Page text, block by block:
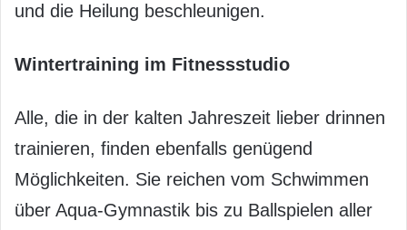
und die Heilung beschleunigen.
Wintertraining im Fitnessstudio
Alle, die in der kalten Jahreszeit lieber drinnen
trainieren, finden ebenfalls genügend
Möglichkeiten. Sie reichen vom Schwimmen
über Aqua-Gymnastik bis zu Ballspielen aller